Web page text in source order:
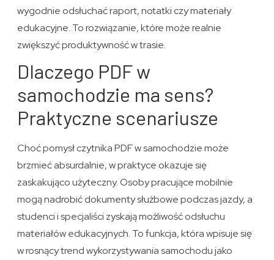
wygodnie odsłuchać raport, notatki czy materiały
edukacyjne. To rozwiązanie, które może realnie
zwiększyć produktywność w trasie.
Dlaczego PDF w
samochodzie ma sens?
Praktyczne scenariusze
Choć pomysł czytnika PDF w samochodzie może
brzmieć absurdalnie, w praktyce okazuje się
zaskakująco użyteczny. Osoby pracujące mobilnie
mogą nadrobić dokumenty służbowe podczas jazdy, a
studenci i specjaliści zyskają możliwość odsłuchu
materiałów edukacyjnych. To funkcja, która wpisuje się
w rosnący trend wykorzystywania samochodu jako